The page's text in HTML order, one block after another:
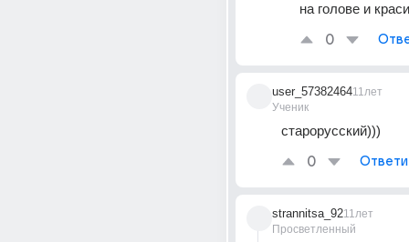
на голове и
0
user_57382464
Ученик
11лет
старорусский)))
0
strannitsa_92
Просветленный
11лет